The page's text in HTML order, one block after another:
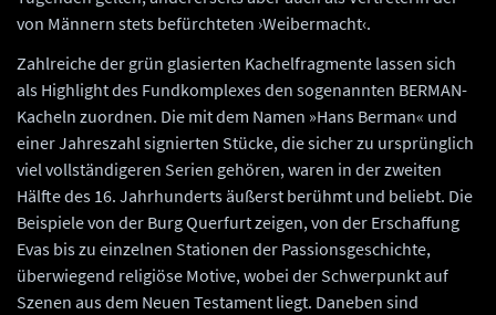
von Männern stets befürchteten ›Weibermacht‹.
Zahlreiche der grün glasierten Kachelfragmente lassen sich
als Highlight des Fundkomplexes den sogenannten BERMAN-
Kacheln zuordnen. Die mit dem Namen »Hans Berman« und
einer Jahreszahl signierten Stücke, die sicher zu ursprünglich
viel vollständigeren Serien gehören, waren in der zweiten
Hälfte des 16. Jahrhunderts äußerst berühmt und beliebt. Die
Beispiele von der Burg Querfurt zeigen, von der Erschaffung
Evas bis zu einzelnen Stationen der Passionsgeschichte,
überwiegend religiöse Motive, wobei der Schwerpunkt auf
Szenen aus dem Neuen Testament liegt. Daneben sind